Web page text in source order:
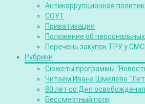
Антикоррупционная
СОУТ
Приватизация
Положение об
Перечень закупок ТРУ у
Рубрики
Сюжеты программы
Читаем Ивана Шмелёва
80 лет со Дня
Бессмертный полк